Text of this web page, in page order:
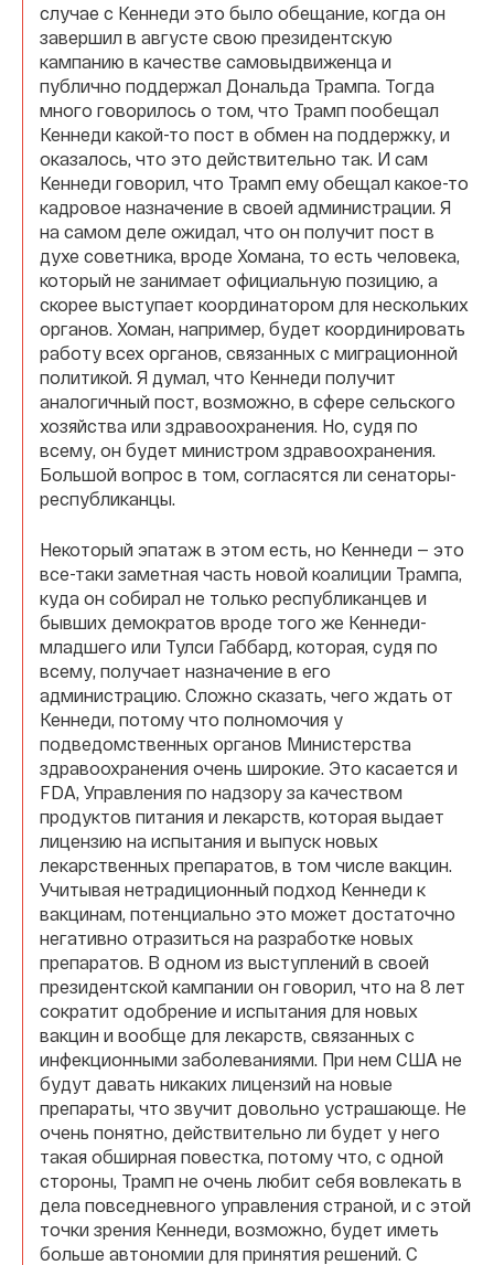
случае с Кеннеди это было обещание, когда он
завершил в августе свою президентскую
кампанию в качестве самовыдвиженца и
публично поддержал Дональда Трампа. Тогда
много говорилось о том, что Трамп пообещал
Кеннеди какой-то пост в обмен на поддержку, и
оказалось, что это действительно так. И сам
Кеннеди говорил, что Трамп ему обещал какое-то
кадровое назначение в своей администрации. Я
на самом деле ожидал, что он получит пост в
духе советника, вроде Хомана, то есть человека,
который не занимает официальную позицию, а
скорее выступает координатором для нескольких
органов. Хоман, например, будет координировать
работу всех органов, связанных с миграционной
политикой. Я думал, что Кеннеди получит
аналогичный пост, возможно, в сфере сельского
хозяйства или здравоохранения. Но, судя по
всему, он будет министром здравоохранения.
Большой вопрос в том, согласятся ли сенаторы-
республиканцы.
Некоторый эпатаж в этом есть, но Кеннеди — это
все-таки заметная часть новой коалиции Трампа,
куда он собирал не только республиканцев и
бывших демократов вроде того же Кеннеди-
младшего или Тулси Габбард, которая, судя по
всему, получает назначение в его
администрацию. Сложно сказать, чего ждать от
Кеннеди, потому что полномочия у
подведомственных органов Министерства
здравоохранения очень широкие. Это касается и
FDA, Управления по надзору за качеством
продуктов питания и лекарств, которая выдает
лицензию на испытания и выпуск новых
лекарственных препаратов, в том числе вакцин.
Учитывая нетрадиционный подход Кеннеди к
вакцинам, потенциально это может достаточно
негативно отразиться на разработке новых
препаратов. В одном из выступлений в своей
президентской кампании он говорил, что на 8 лет
сократит одобрение и испытания для новых
вакцин и вообще для лекарств, связанных с
инфекционными заболеваниями. При нем США не
будут давать никаких лицензий на новые
препараты, что звучит довольно устрашающе. Не
очень понятно, действительно ли будет у него
такая обширная повестка, потому что, с одной
стороны, Трамп не очень любит себя вовлекать в
дела повседневного управления страной, и с этой
точки зрения Кеннеди, возможно, будет иметь
больше автономии для принятия решений. С